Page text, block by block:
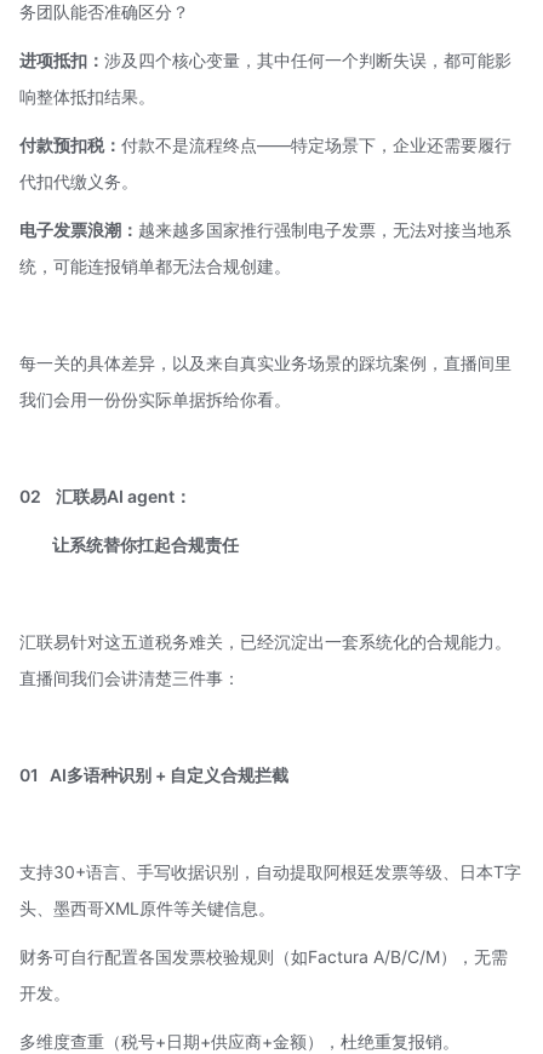
务团队能否准确区分？
进项抵扣： 涉及四个核心变量，其中任何一个判断失误，都可能影
响整体抵扣结果。
付款预扣税： 付款不是流程终点——特定场景下，企业还需要履行
代扣代缴义务。
电子发票浪潮： 越来越多国家推行强制电子发票，无法对接当地系
统，可能连报销单都无法合规创建。
每一关的具体差异，以及来自真实业务场景的踩坑案例，直播间里
我们会用一份份实际单据拆给你看。
02 汇联易AI agent ：
让系统替你扛起合规责任
汇联易针对这五道税务难关，已经沉淀出一套系统化的合规能力。
直播间我们会讲清楚三件事：
01 AI多语种识别 + 自定义合规拦截
支持30+语言、手写收据识别，自动提取阿根廷发票等级、日本T字
头、墨西哥XML原件等关键信息。
财务可自行配置各国发票校验规则（如Factura A/B/C/M），无需
开发。
多维度查重（税号+日期+供应商+金额），杜绝重复报销。